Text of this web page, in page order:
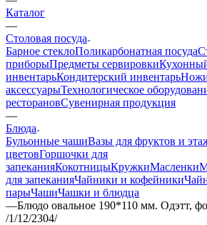
Каталог
—
Столовая посуда
Барное стеклоПоликарбонатная посуда
приборыПредметы сервировки
инвентарьКондитерский инвентарь
аксессуарыТехнологическое
ресторановСувенирная продукция
—
Блюда
Бульонные чашиВазы для фруктов и
цветовГоршочки для
запеканияКокотницыКружкиМасленки
для запеканияЧайники и кофейники
парыЧашиЧашки и блюдца
—Блюдо овальное 190*110 мм. Одэтт,
/1/12/2304/